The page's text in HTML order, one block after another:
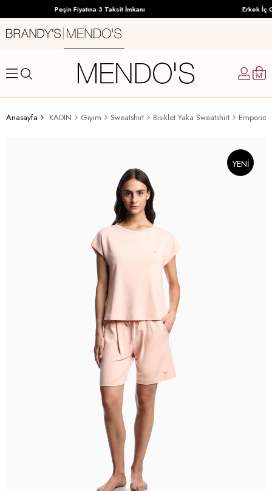
Peşin Fiyatına 3 Taksit İmkanı Erkek İç
Anasayfa KADIN Giyim Sweatshirt Bisiklet Yaka Sweatshirt Emporio
YENI